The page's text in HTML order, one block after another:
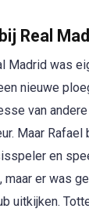
Real
Madrid was
nieuwe
van
Maar
en
maar er was
uitkijken.